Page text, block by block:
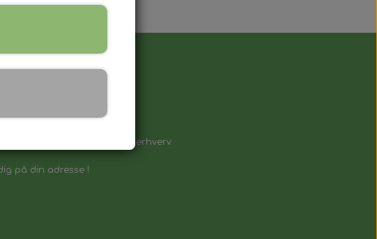
sig både til private & erhverv.
på din adresse !